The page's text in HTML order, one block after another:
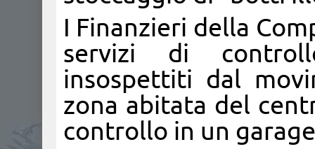
I Finanzieri della
servizi di
insospettiti dal
zona abitata del
controllo in un